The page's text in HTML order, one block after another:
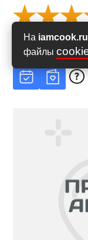
На iamcook.ru
файлы
Рейтинг3371.5из 5